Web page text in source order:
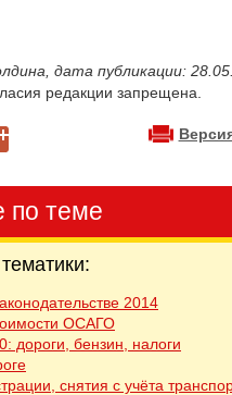
дата публикации:
редакции запрещена.
по теме
2014
ОСАГО
дороги, бензин, налоги
снятия с учёта